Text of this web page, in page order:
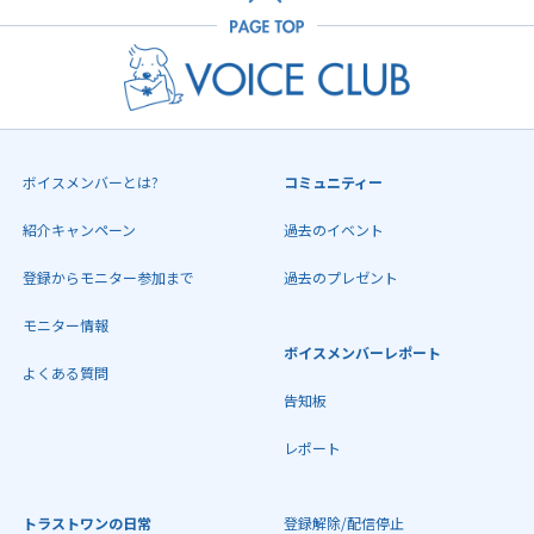
ボイスメンバーとは?
紹介キャンペーン
登録からモニター参加まで
モニター情報
よくある質問
コミュニティー
過去のイベント
過去のプレゼント
ボイスメンバーレポート
告知板
レポート
トラストワンの日常 登録解除/配信停止